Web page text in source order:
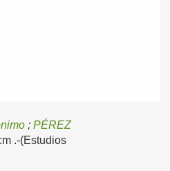
;PÉREZ
.-(Estudios